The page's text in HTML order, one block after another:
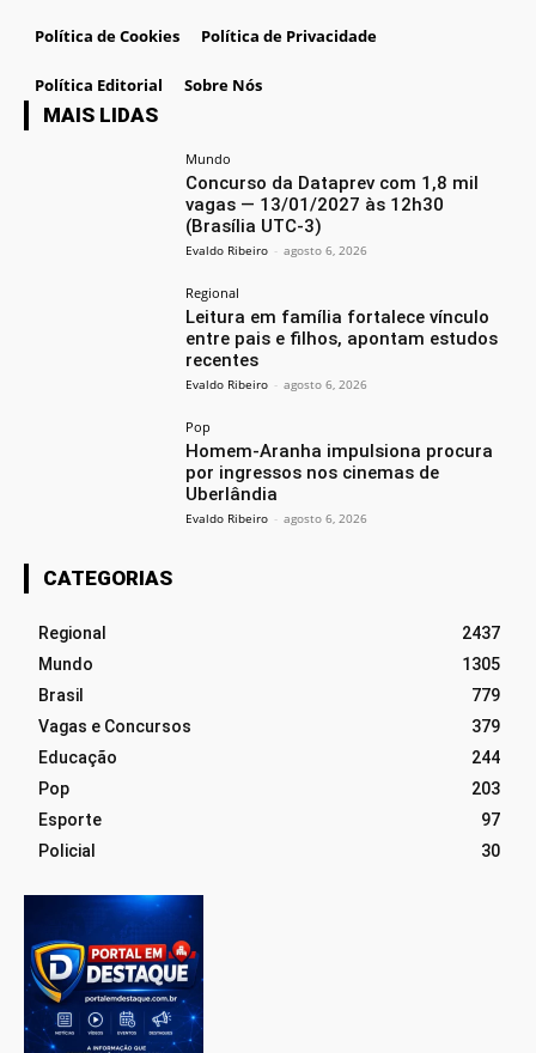
Política de Cookies Política de Privacidade
Política Editorial Sobre Nós
MAIS LIDAS
Mundo
Concurso da Dataprev com 1,8 mil
vagas — 13/01/2027 às 12h30
(Brasília UTC-3)
Evaldo Ribeiro - agosto 6, 2026
Regional
Leitura em família fortalece vínculo
entre pais e filhos, apontam estudos
recentes
Evaldo Ribeiro - agosto 6, 2026
Pop
Homem-Aranha impulsiona procura
por ingressos nos cinemas de
Uberlândia
Evaldo Ribeiro - agosto 6, 2026
CATEGORIAS
Regional
2437
Mundo
1305
Brasil
779
Vagas e Concursos
379
Educação
244
Pop
203
Esporte
97
Policial
30